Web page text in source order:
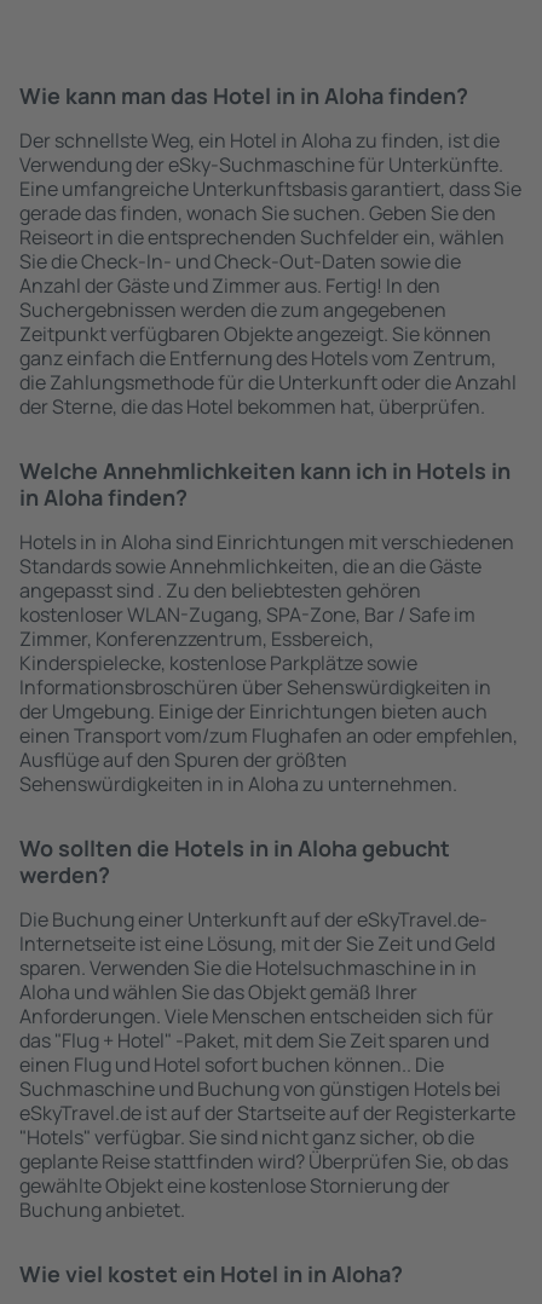
Wie kann man das Hotel in in Aloha finden?
Der schnellste Weg, ein Hotel in Aloha zu finden, ist die
Verwendung der eSky-Suchmaschine für Unterkünfte.
Eine umfangreiche Unterkunftsbasis garantiert, dass Sie
gerade das finden, wonach Sie suchen. Geben Sie den
Reiseort in die entsprechenden Suchfelder ein, wählen
Sie die Check-In- und Check-Out-Daten sowie die
Anzahl der Gäste und Zimmer aus. Fertig! In den
Suchergebnissen werden die zum angegebenen
Zeitpunkt verfügbaren Objekte angezeigt. Sie können
ganz einfach die Entfernung des Hotels vom Zentrum,
die Zahlungsmethode für die Unterkunft oder die Anzahl
der Sterne, die das Hotel bekommen hat, überprüfen.
Welche Annehmlichkeiten kann ich in Hotels in
in Aloha finden?
Hotels in in Aloha sind Einrichtungen mit verschiedenen
Standards sowie Annehmlichkeiten, die an die Gäste
angepasst sind . Zu den beliebtesten gehören
kostenloser WLAN-Zugang, SPA-Zone, Bar / Safe im
Zimmer, Konferenzzentrum, Essbereich,
Kinderspielecke, kostenlose Parkplätze sowie
Informationsbroschüren über Sehenswürdigkeiten in
der Umgebung. Einige der Einrichtungen bieten auch
einen Transport vom/zum Flughafen an oder empfehlen,
Ausflüge auf den Spuren der größten
Sehenswürdigkeiten in in Aloha zu unternehmen.
Wo sollten die Hotels in in Aloha gebucht
werden?
Die Buchung einer Unterkunft auf der eSkyTravel.de-
Internetseite ist eine Lösung, mit der Sie Zeit und Geld
sparen. Verwenden Sie die Hotelsuchmaschine in in
Aloha und wählen Sie das Objekt gemäß Ihrer
Anforderungen. Viele Menschen entscheiden sich für
das "Flug + Hotel" -Paket, mit dem Sie Zeit sparen und
einen Flug und Hotel sofort buchen können.. Die
Suchmaschine und Buchung von günstigen Hotels bei
eSkyTravel.de ist auf der Startseite auf der Registerkarte
"Hotels" verfügbar. Sie sind nicht ganz sicher, ob die
geplante Reise stattfinden wird? Überprüfen Sie, ob das
gewählte Objekt eine kostenlose Stornierung der
Buchung anbietet.
Wie viel kostet ein Hotel in in Aloha?